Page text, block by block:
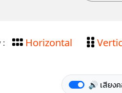
: Horizontal
🔊 เสียง